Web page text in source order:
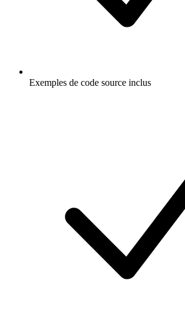
Exemples de code source inclus